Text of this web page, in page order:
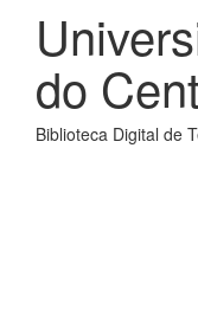
do
Biblioteca Digital de